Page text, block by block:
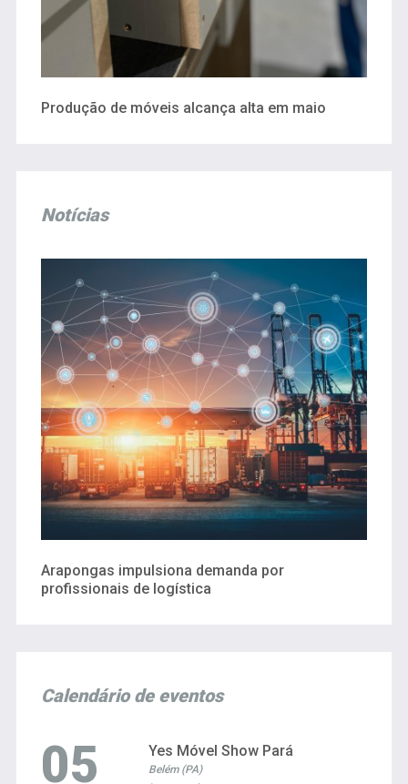
Produção de móveis alcança alta em maio
Notícias
Arapongas impulsiona demanda por
profissionais de logística
Calendário de eventos
05 Yes Móvel Show Pará
Belém (PA)